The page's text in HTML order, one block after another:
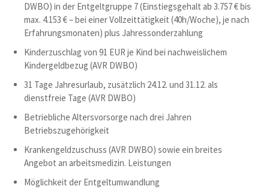
DWBO) in der Entgeltgruppe 7 (Einstiegsgehalt ab 3.757 € bis
max. 4.153 € – bei einer Vollzeittätigkeit (40h/Woche), je nach
Erfahrungsmonaten) plus Jahressonderzahlung
Kinderzuschlag von 91 EUR je Kind bei nachweislichem
Kindergeldbezug (AVR DWBO)
31 Tage Jahresurlaub, zusätzlich 24.12. und 31.12. als
dienstfreie Tage (AVR DWBO)
Betriebliche Altersvorsorge nach drei Jahren
Betriebszugehörigkeit
Krankengeldzuschuss (AVR DWBO) sowie ein breites
Angebot an arbeitsmedizin. Leistungen
Möglichkeit der Entgeltumwandlung